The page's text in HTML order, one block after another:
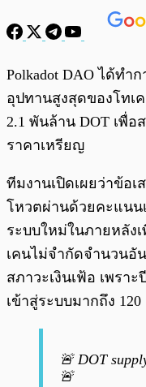
Polkadot DAO ได้ทำ
อุปทานสูงสุดของโทเ
2.1 พันล้าน DOT เพื่
ราคาเหรียญ
ทีมงานเปิดเผยว่าข้อเ
โหวตผ่านด้วยคะแนน
ระบบใหม่ในภายหลัง
เคนไม่จำกัดจำนวนอั
สภาวะเงินเฟ้อ เพรา
เข้าสู่ระบบมากถึง
🚨 DOT
🚨